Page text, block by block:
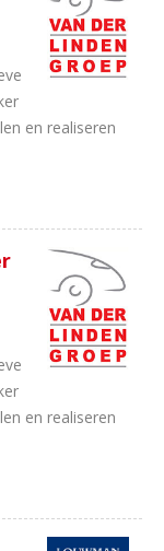
en realiseren
en realiseren